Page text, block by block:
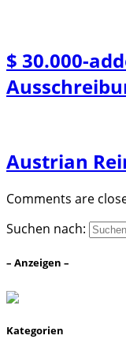
$ 30.000-
Austrian
Comments are
Suchen nach:
– Anzeigen –
Kategorien